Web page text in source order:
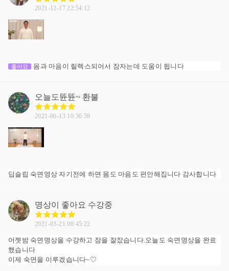
2021-12-17 22:54:12
좋아요 몸과 마음이 릴렉스되어서 잠자는데 도움이 됩니다
오늘도뜐뜐~ 환불
2021-06-13 10:36:59
딥슬립 숙면영상 자기전에 하면 몸도 마음도 편안해집니다 감사합니다
명상이 좋아요 수강중
2021-03-21 00:45:22
어젯밤 숙면명상을 수강하고 잠을 잘잤습니다.오늘도 숙면명상을 완료
했습니다
이제 숙면을 이루겠습니다~♡